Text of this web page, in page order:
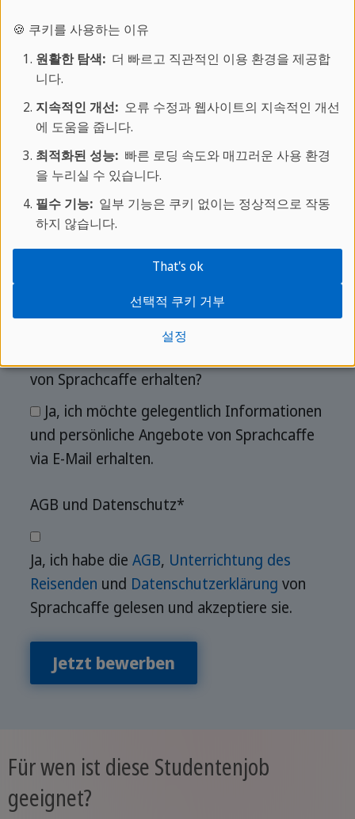
Bewerbungsunterlagen*
Nachricht*
Möchtest Du gelegentlich weitere
von Sprachcaffe erhalten?
und persönliche Angebote von Sprachcaffe
via E-Mail erhalten.
AGB und Datenschutz*
Ja, ich habe die AGB, Unterrichtung des
Reisenden und Datenschutzerklärung von
Sprachcaffe gelesen und akzeptiere sie.
Jetzt bewerben
Für wen ist diese Studentenjob
geeignet?
🍪 쿠키를 사용하는 이유
원활한 탐색:더 빠르고 직관적인 이용 환경을 제공합
니다.
지속적인 개선:오류 수정과 웹사이트의 지속적인 개선
에 도움을 줍니다.
최적화된 성능:빠른 로딩 속도와 매끄러운 사용 환경
을 누리실 수 있습니다.
필수 기능:일부 기능은 쿠키 없이는 정상적으로 작동
하지 않습니다.
설정
선택적 쿠키 거부
That's ok